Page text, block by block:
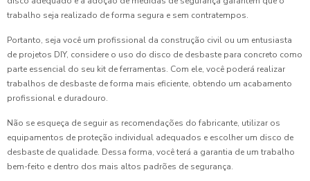
trabalho seja realizado de forma segura e sem contratempos.
Portanto, seja você um profissional da construção civil ou um entusiasta
de projetos DIY, considere o uso do disco de desbaste para concreto como
parte essencial do seu kit de ferramentas. Com ele, você poderá realizar
trabalhos de desbaste de forma mais eficiente, obtendo um acabamento
profissional e duradouro.
Não se esqueça de seguir as recomendações do fabricante, utilizar os
equipamentos de proteção individual adequados e escolher um disco de
desbaste de qualidade. Dessa forma, você terá a garantia de um trabalho
bem-feito e dentro dos mais altos padrões de segurança.